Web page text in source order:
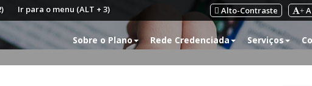
Ir para o menu (ALT + 3) +
Alto-Contraste
Sobre o Plano Rede Credenciada Serviços